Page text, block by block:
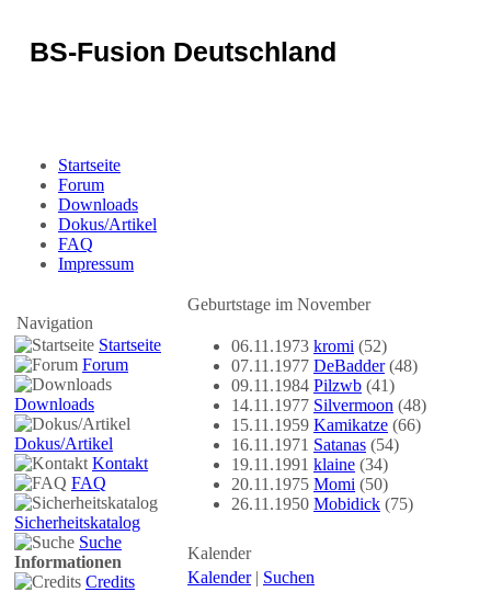
BS-Fusion Deutschland
Startseite
Forum
Downloads
Dokus/Artikel
FAQ
Impressum
Navigation
Startseite
Forum
Downloads
Dokus/Artikel
Kontakt
FAQ
Sicherheitskatalog
Suche
Informationen
Credits
Geburtstage im November
06.11.1973 kromi (52)
07.11.1977 DeBadder(48)
09.11.1984 Pilzwb (41)
14.11.1977 Silvermoon (48)
15.11.1959 Kamikatze (66)
16.11.1971 Satanas (54)
19.11.1991 klaine (34)
20.11.1975 Momi (50)
26.11.1950 Mobidick (75)
Kalender
Kalender | Suchen